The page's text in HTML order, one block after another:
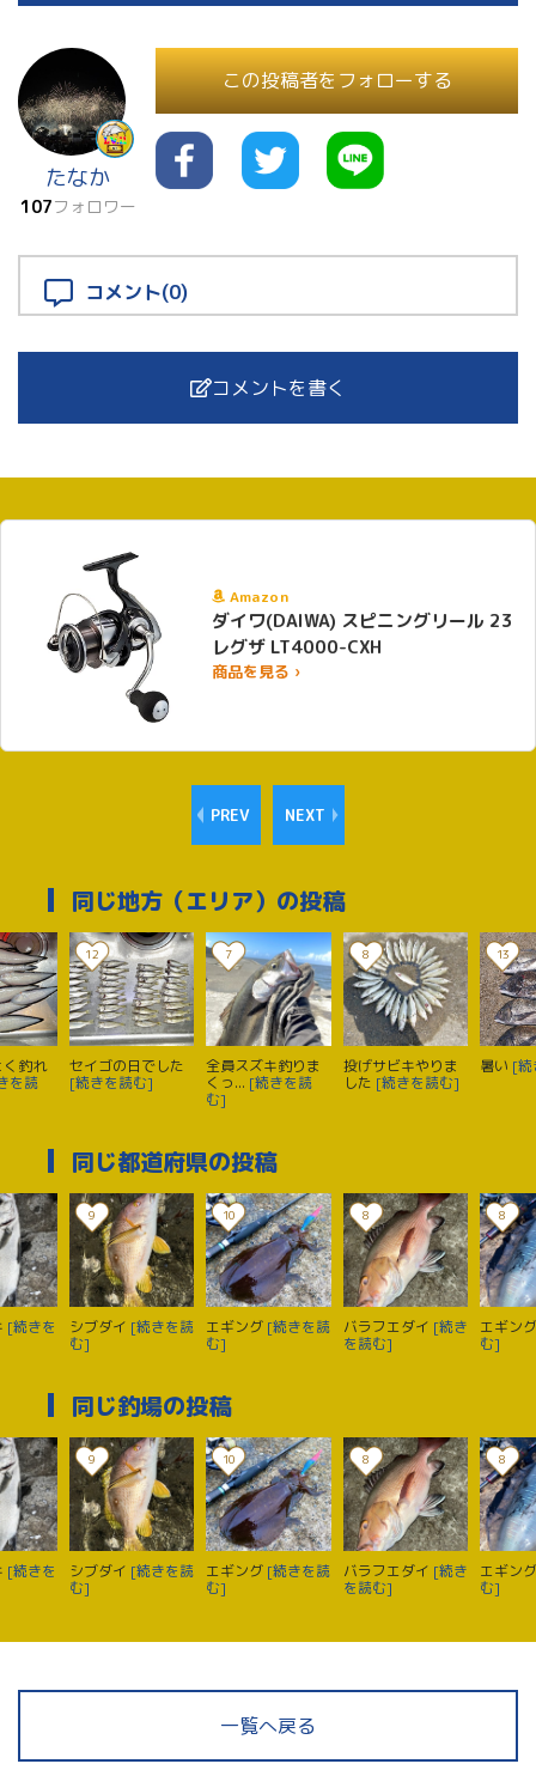
たなか
107フォロワー
この投稿者をフォローする
コメント(0)
コメントを書く
Amazon
ダイワ(DAIWA) スピニングリール 23
レグザ LT4000-CXH
商品を見る ›
PREV NEXT
同じ地方（エリア）の投稿
釣れ
を読
12
セイゴの日でした
[続きを読む]
7
全員スズキ釣りま
くっ... [続きを読
む]
8
投げサビキやりま
した [続きを読む]
13
暑い [続
同じ都道府県の投稿
[続きを
9
シブダイ [続きを読
む]
10
エギング [続きを読
む]
8
バラフエダイ [続き
を読む]
8
エギン
む]
同じ釣場の投稿
[続きを
9
シブダイ [続きを読
む]
10
エギング [続きを読
む]
8
バラフエダイ [続き
を読む]
8
エギン
む]
一覧へ戻る